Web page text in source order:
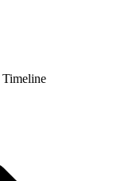
Timeline